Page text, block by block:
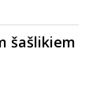
šašlikiem